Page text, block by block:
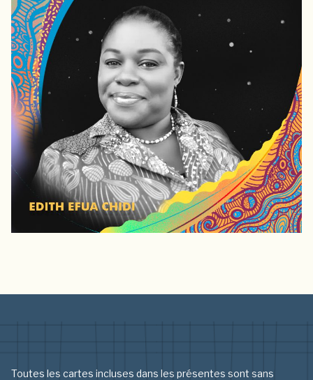
Toutes les cartes incluses dans les présentes sont sans